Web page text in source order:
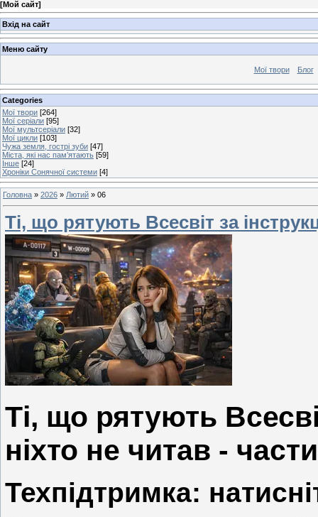
[Мой сайт]
Вхід на сайт
Меню сайту
Мої твори Блог
Categories
Мої твори [264]
Мої серіали [95]
Мої мультсеріали [32]
Мої цикли [103]
Чужа земля, гострі зуби [47]
Міста, які нас пам’ятають [59]
Інше [24]
Хроніки Сонячної системи [4]
Головна » 2026 » Лютий » 06
Ті, що рятують Всесвіт за
Ті, що рятують
ніхто не читав -
Техпідтримка: